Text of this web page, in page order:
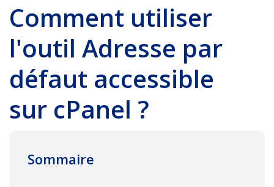
Comment utiliser
l'outil Adresse par
défaut accessible
sur cPanel ?
Sommaire